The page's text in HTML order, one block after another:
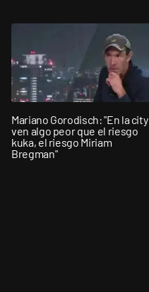
Mariano Gorodisch: "En la city
ven algo peor que el riesgo
kuka, el riesgo Miriam
Bregman"